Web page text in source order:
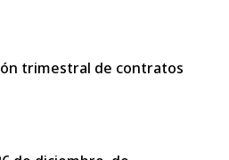
trimestral de contratos